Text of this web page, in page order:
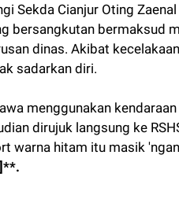
Sekda Cianjur Oting
bersangkutan bermaksud
dinas. Akibat
sadarkan diri.
menggunakan
dirujuk langsung ke
warna hitam itu masik